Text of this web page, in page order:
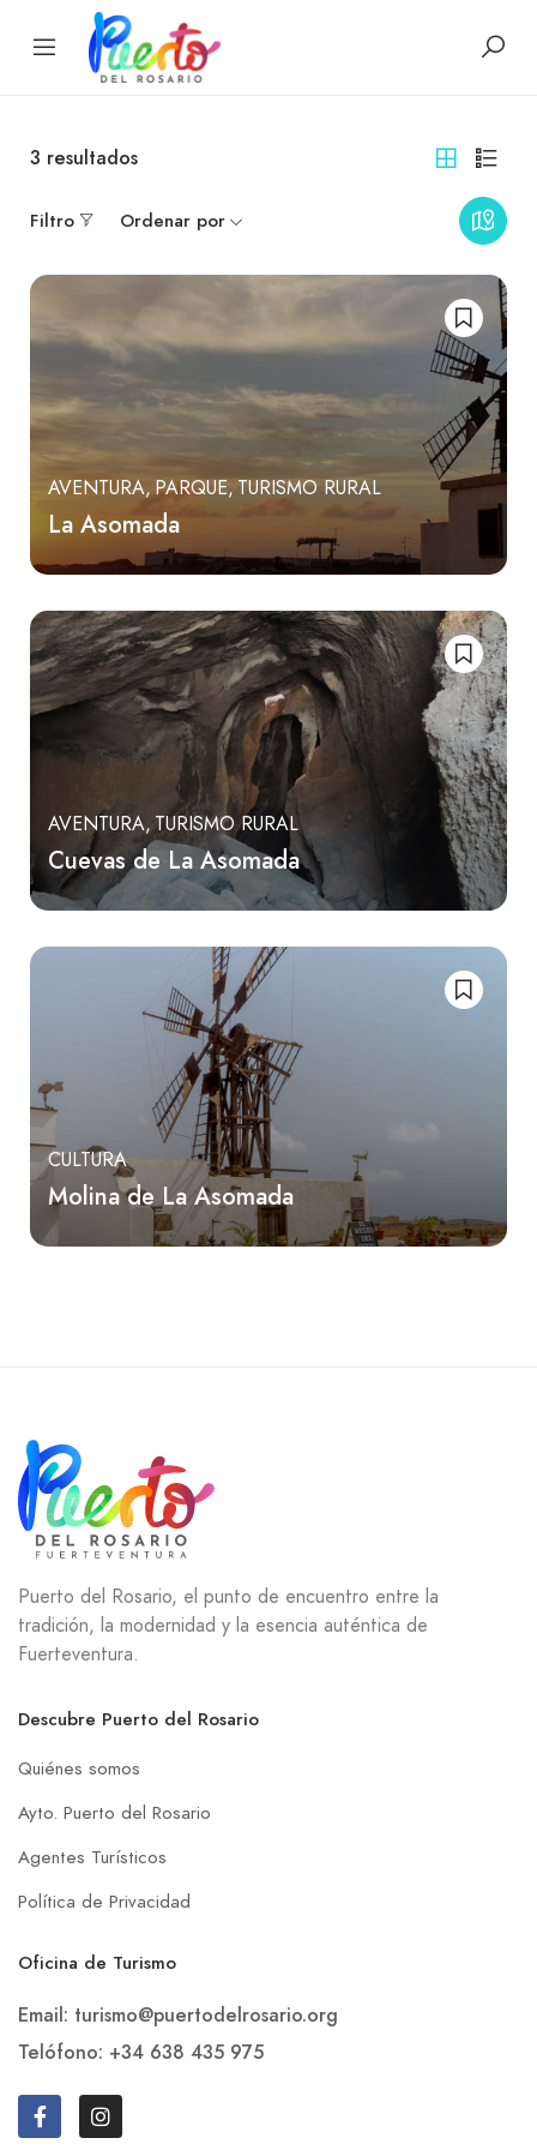
3 resultados
Filtro Ordenar por
AVENTURA PARQUE TURISMO RURAL
La Asomada
AVENTURA TURISMO RURAL
Cuevas de La Asomada
CULTURA
Molina de La Asomada
Puerto del Rosario, el punto de encuentro entre la
tradición, la modernidad y la esencia auténtica de
Fuerteventura.
Descubre Puerto del Rosario
Quiénes somos
Ayto. Puerto del Rosario
Agentes Turísticos
Política de Privacidad
Oficina de Turismo
Email: turismo@puertodelrosario.org
Telófono: +34 638 435 975